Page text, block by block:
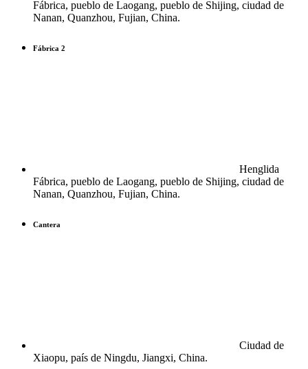
Fábrica, pueblo de Laogang, pueblo de Shijing, ciudad de
Nanan, Quanzhou, Fujian, China.
Fábrica 2
Henglida
Fábrica, pueblo de Laogang, pueblo de Shijing, ciudad de
Nanan, Quanzhou, Fujian, China.
Cantera
Ciudad de
Xiaopu, país de Ningdu, Jiangxi, China.